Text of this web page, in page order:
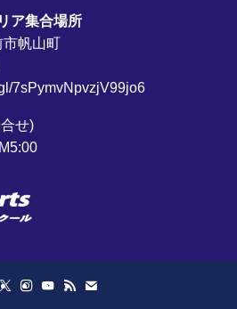
ア集合場所
市帆山町
7sPymvNpvzjV99jo6
せ)